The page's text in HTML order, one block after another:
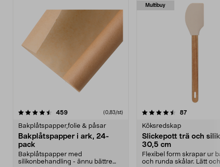
459recensioner (0,83/st)
Bakplåtspapper,folie & påsar
Bakplåtspapper i ark, 24-
pack
Bakplåtspapper med
silikonbehandling - ännu bättre
Multibuy
4.5 av 5 stjärnor 87recensioner
Köksredskap
Slickepott trä och
30,5 cm
Flexibel form skrapar ur
och runda skålar. Lätt
4.5 av 5 stjärnor